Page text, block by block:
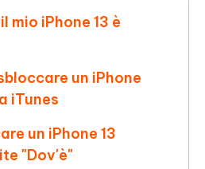
mio iPhone 13 è
un iPhone
iTunes
un iPhone 13
"Dov'è"